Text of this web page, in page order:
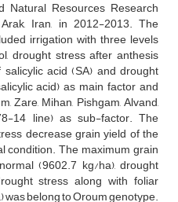
Natural Resources Research
Iran, in 2012-2013. The
irrigation with three levels
drought stress after anthesis
acid (SA) and drought
acid) as main factor and
Zare, Mihan, Pishgam, Alvand,
14 line) as sub-factor. The
decrease grain yield of the
condition. The maximum grain
(9602.7 kg/ha), drought
stress along with foliar
belong to Oroum genotype.